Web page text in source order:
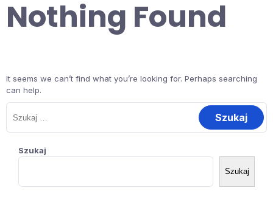
Nothing Found
It seems we can’t find what you’re looking for. Perhaps searching
can help.
Szukaj:
Szukaj
Szukaj